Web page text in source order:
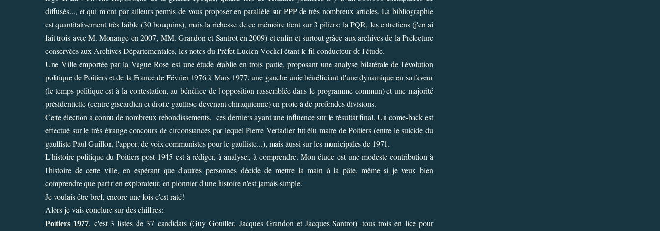
diffusés..., et qui m'ont par ailleurs permis de vous proposer en parallèle sur PPP de très nombreux articles. La bibliographie
est quantitativement très faible (30 bouquins), mais la richesse de ce mémoire tient sur 3 piliers: la PQR, les entretiens (j'en ai
fait trois avec M. Monange en 2007, MM. Grandon et Santrot en 2009) et enfin et surtout grâce aux archives de la Préfecture
conservées aux Archives Départementales, les notes du Préfet Lucien Vochel étant le fil conducteur de l'étude.
Une Ville emportée par la Vague Rose est une étude établie en trois partie, proposant une analyse bilatérale de l'évolution
politique de Poitiers et de la France de Février 1976 à Mars 1977: une gauche unie bénéficiant d'une dynamique en sa faveur
(le temps politique est à la contestation, au bénéfice de l'opposition rassemblée dans le programme commun) et une majorité
présidentielle (centre giscardien et droite gaulliste devenant chiraquienne) en proie à de profondes divisions.
Cette élection a connu de nombreux rebondissements, ces derniersayantune influence sur le résultat final. Un come-back est
effectué sur le très étrange concours de circonstances par lequel Pierre Vertadier fut élu maire de Poitiers (entre le suicide du
gaulliste Paul Guillon, l'apport de voix communistes pour le gaulliste...), mais aussi sur les municipales de 1971.
L'histoire politique du Poitiers post-1945 est à rédiger, à analyser, à comprendre. Mon étude est une modeste contribution à
l'histoire de cette ville, en espérant que d'autres personnes décide de mettre la main à la pâte, même si je veux bien
comprendre que partir en explorateur, en pionnier d'une histoire n'est jamais simple.
Je voulais être bref, encore une fois c'est raté!
Alors je vais conclure sur des chiffres:
Poitiers 1977, c'est 3 listes de 37 candidats (Guy Gouiller, Jacques Grandon et Jacques Santrot), tous trois en lice pour